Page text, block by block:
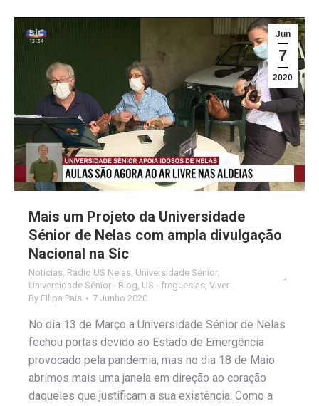
Jun
7
2020
Mais um Projeto da Universidade
Sénior de Nelas com ampla divulgação
Nacional na Sic
Notícias, Rádio US Nelas, Universidade Sénior,
Universidade Sénior - Blog, US - freguesias, Viver
By Filipa Pais 7 Junho 2020
No dia 13 de Março a Universidade Sénior de Nelas
fechou portas devido ao Estado de Emergência
provocado pela pandemia, mas no dia 18 de Maio
abrimos mais uma janela em direção ao coração
daqueles que justificam a sua existência. Como a